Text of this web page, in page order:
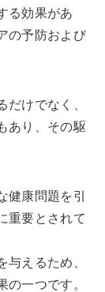
る効果があ
の予防および
けでなく、
あり、その駆
健康問題を引
重要とされて
えるため、
の一つです。